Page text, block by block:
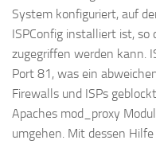
System konfiguriert, auf
ISPConfig installiert ist, so
zugegriffen werden kann.
Port 81, was ein
Firewalls und ISPs
Apaches mod_proxy
umgehen. Mit dessen